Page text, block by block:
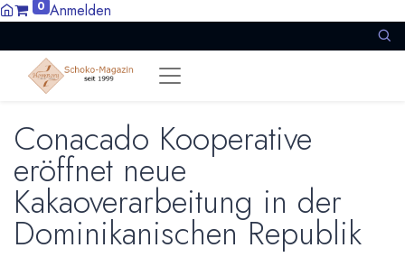
0 Anmelden
Conacado Kooperative
eröffnet neue
Kakaoverarbeitung in der
Dominikanischen Republik